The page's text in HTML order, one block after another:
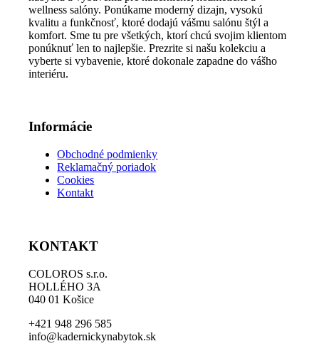
si
môžete
vybrať
na
stránke
wellness salóny. Ponúkame moderný dizajn, vysokú
kvalitu a funkčnosť, ktoré dodajú vášmu salónu štýl a
komfort. Sme tu pre všetkých, ktorí chcú svojim klientom
ponúknuť len to najlepšie. Prezrite si našu kolekciu a
vyberte si vybavenie, ktoré dokonale zapadne do vášho
interiéru.
Informácie
Obchodné podmienky
Reklamačný poriadok
Cookies
Kontakt
KONTAKT
COLOROS s.r.o.
HOLLÉHO 3A
040 01 Košice
+421 948 296 585
info@kadernickynabytok.sk